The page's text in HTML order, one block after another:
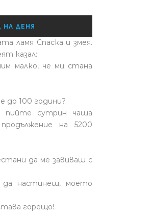
НА ДЕНЯ
ламя Спаска и змея.
казал:
малко, че ми стана
до 100 години?
пийте сутрин чаша
на 5200
да ме завиваш с
настинеш, моето
горещо!